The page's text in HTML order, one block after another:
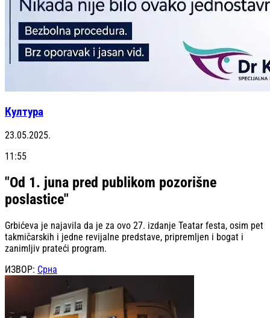
Култура
23.05.2025.
11:55
"Od 1. juna pred publikom pozorišne
poslastice"
Grbićeva je najavila da je za ovo 27. izdanje Teatar festa, osim pet
takmičarskih i jedne revijalne predstave, pripremljen i bogat i
zanimljiv prateći program.
ИЗВОР: Срна